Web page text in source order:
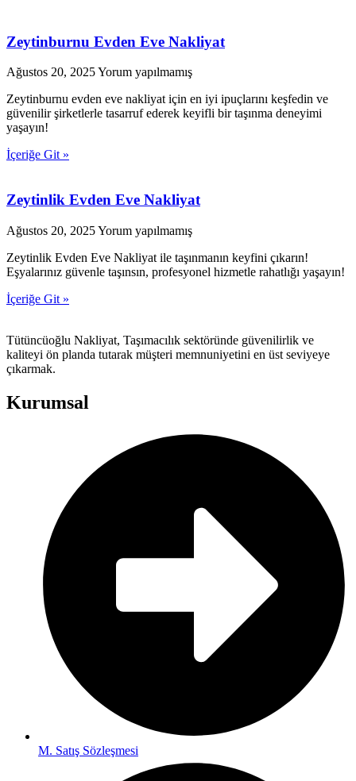
Zeytinburnu Evden Eve Nakliyat
Ağustos 20, 2025Yorum yapılmamış
Zeytinburnu evden eve nakliyat için en iyi ipuçlarını keşfedin ve
güvenilir şirketlerle tasarruf ederek keyifli bir taşınma deneyimi
yaşayın!
İçeriğe Git »
Zeytinlik Evden Eve Nakliyat
Ağustos 20, 2025Yorum yapılmamış
Zeytinlik Evden Eve Nakliyat ile taşınmanın keyfini çıkarın!
Eşyalarınız güvenle taşınsın, profesyonel hizmetle rahatlığı yaşayın!
İçeriğe Git »
Tütüncüoğlu Nakliyat, Taşımacılık sektöründe güvenilirlik ve
kaliteyi ön planda tutarak müşteri memnuniyetini en üst seviyeye
çıkarmak.
Kurumsal
M. Satış Sözleşmesi